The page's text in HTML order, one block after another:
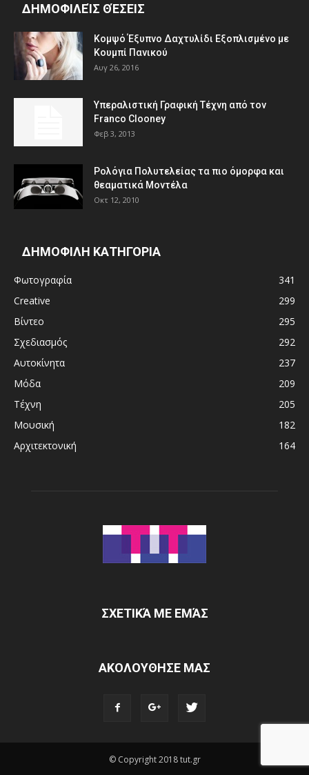
ΔΗΜΟΦΙΛΕΊΣ ΘΈΣΕΙΣ
Κομψό Έξυπνο Δαχτυλίδι Εξοπλισμένο με
Κουμπί Πανικού
Αυγ 26, 2016
Υπεραλιστική Γραφική Τέχνη από τον
Franco Clooney
Φεβ 3, 2013
Ρολόγια Πολυτελείας τα πιο όμορφα και
θεαματικά Μοντέλα
Οκτ 12, 2010
ΔΗΜΟΦΙΛΗ ΚΑΤΗΓΟΡΙΑ
Φωτογραφία
341
Creative
299
Βίντεο
295
Σχεδιασμός
292
Αυτοκίνητα
237
Μόδα
209
Τέχνη
205
Μουσική
182
Αρχιτεκτονική
164
ΣΧΕΤΙΚΆ ΜΕ ΕΜΆΣ
ΑΚΟΛΟΥΘΗΣΕ ΜΑΣ
© Copyright 2018 tut.gr